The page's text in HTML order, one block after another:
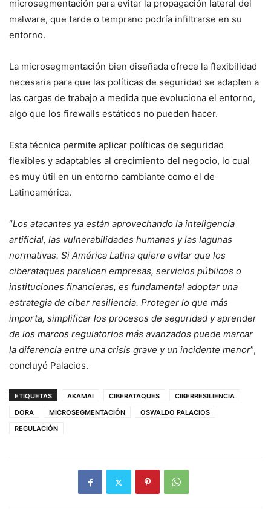
microsegmentación para evitar la propagación lateral del
malware, que tarde o temprano podría infiltrarse en su
entorno.
La microsegmentación bien diseñada ofrece la flexibilidad
necesaria para que las políticas de seguridad se adapten a
las cargas de trabajo a medida que evoluciona el entorno,
algo que los firewalls estáticos no pueden hacer.
Esta técnica permite aplicar políticas de seguridad
flexibles y adaptables al crecimiento del negocio, lo cual
es muy útil en un entorno cambiante como el de
Latinoamérica.
“Los atacantes ya están aprovechando la inteligencia
artificial, las vulnerabilidades humanas y las lagunas
normativas. Si América Latina quiere evitar que los
ciberataques paralicen empresas, servicios públicos o
instituciones financieras, es fundamental adoptar una
estrategia de ciber resiliencia. Proteger lo que más
importa, simplificar los procesos de seguridad y aprender
de los marcos regulatorios más avanzados puede marcar
la diferencia entre una crisis grave y un incidente menor”,
concluyó Palacios.
ETIQUETAS AKAMAI CIBERATAQUES
CIBERRESILIENCIA
DORA
MICROSEGMENTACIÓN
OSWALDO PALACIOS
REGULACIÓN